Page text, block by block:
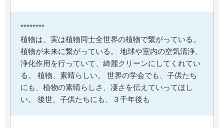
********
植物は、実は植物同士全世界の植物で繋がっている。
植物が未来に繋がっている。 地球や室内の空気清浄、
浄化作用を行っていて、綺麗クリーンにしてくれてい
る。 植物、素晴らしい。 世界の学会でも、子供たち
にも、植物の素晴らしさ、凄さを伝えていってほし
い。 後世、子供たちにも、３千年後も